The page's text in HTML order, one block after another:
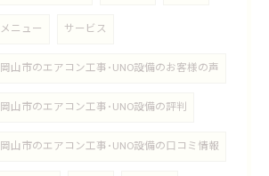
メニュー サービス
岡山市のエアコン工事･UNO設備のお客様の声
岡山市のエアコン工事･UNO設備の評判
岡山市のエアコン工事･UNO設備の口コミ情報